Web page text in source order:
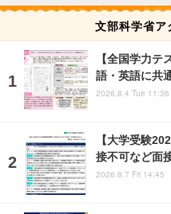
文部科学省ア
【全国学力テ
語・英語に共
2026.8.4 Tue 11:36
【大学受験
接不可など面
2026.8.7 Fri 14:45